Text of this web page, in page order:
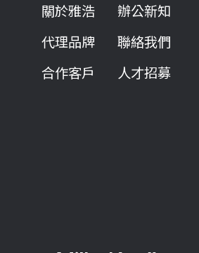
關於雅浩
代理品牌
合作客戶
辦公新知
聯絡我們
人才招募